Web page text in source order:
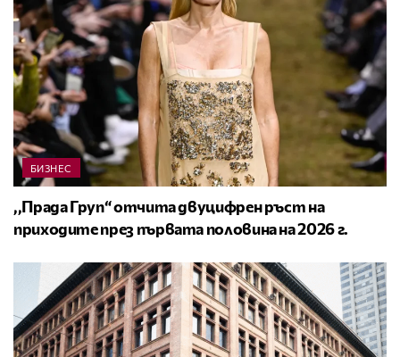
БИЗНЕС
,,Прада Груп“ отчита двуцифрен ръст на
приходите през първата половина на 2026 г.